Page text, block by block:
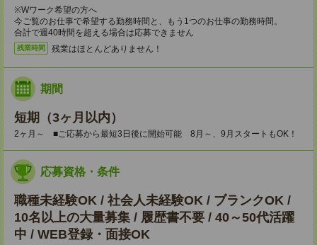
※Wワーク希望の方へ
今ご覧のお仕事で希望する勤務時間と、もう1つのお仕事の勤務時間。
合計で週40時間を超える場合は応募できません
残業時間 残業はほとんどありません！
期間
短期（3ヶ月以内）
2ヶ月～ ■ご応募から最短3日後に開始可能 8月～、9月スタートもOK！
応募資格・条件
職種未経験OK / 社会人未経験OK / ブランクOK /
10名以上の大量募集 / 履歴書不要 / 40～50代活躍
中 / WEB登録・面接OK